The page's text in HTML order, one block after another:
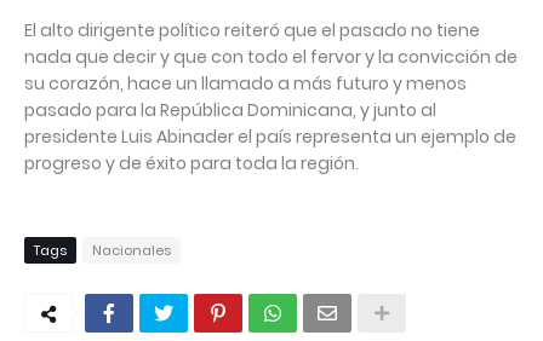
El alto dirigente político reiteró que el pasado no tiene
nada que decir y que con todo el fervor y la convicción de
su corazón, hace un llamado a más futuro y menos
pasado para la República Dominicana, y junto al
presidente Luis Abinader el país representa un ejemplo de
progreso y de éxito para toda la región.
Tags Nacionales